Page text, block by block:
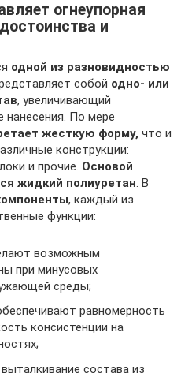
огнеупорная
и
одной из разновидностью
собой одно- или
, увеличивающий
По мере
жесткую форму, что и
конструкции:
и прочие. Основой
жидкий полиуретан. В
, каждый из
функции:
возможным
при минусовых
среды;
равномерность
консистенции на
состава из